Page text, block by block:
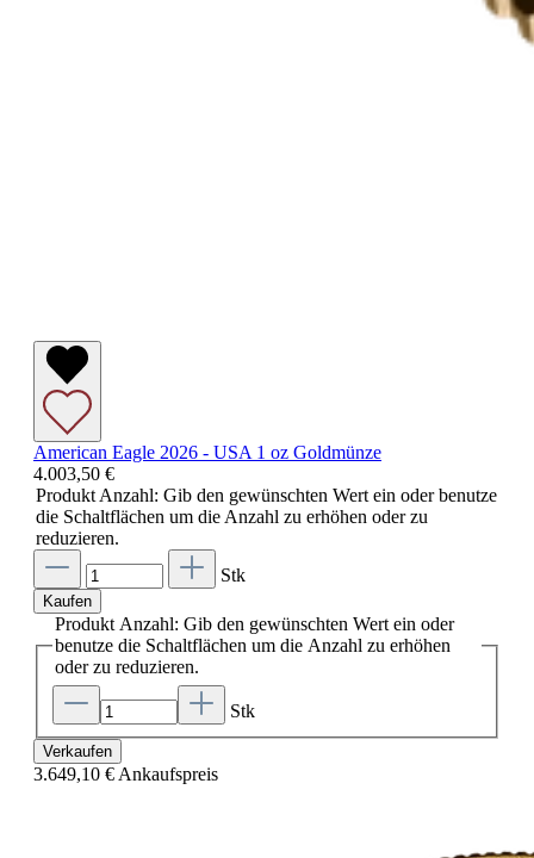
American Eagle 2026 - USA 1 oz Goldmünze
4.003,50 €
Produkt Anzahl: Gib den gewünschten Wert ein oder benutze
die Schaltflächen um die Anzahl zu erhöhen oder zu
reduzieren.
Stk
Kaufen
Produkt Anzahl: Gib den gewünschten Wert ein oder
benutze die Schaltflächen um die Anzahl zu erhöhen
oder zu reduzieren.
Stk
Verkaufen
3.649,10 € Ankaufspreis